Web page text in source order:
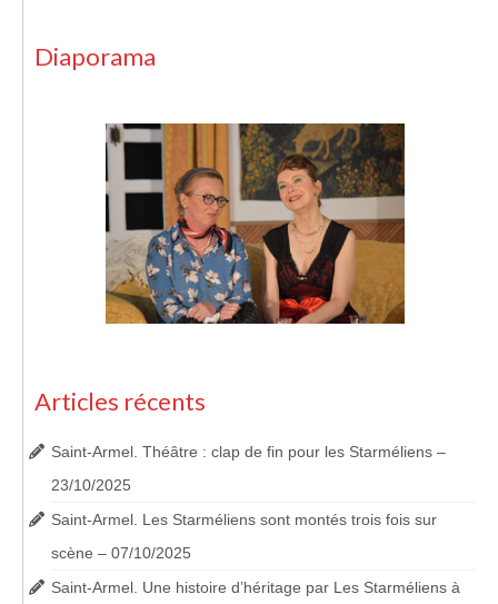
Diaporama
Articles récents
Saint-Armel. Théâtre : clap de fin pour les Starméliens –
23/10/2025
Saint-Armel. Les Starméliens sont montés trois fois sur
scène – 07/10/2025
Saint-Armel. Une histoire d’héritage par Les Starméliens à